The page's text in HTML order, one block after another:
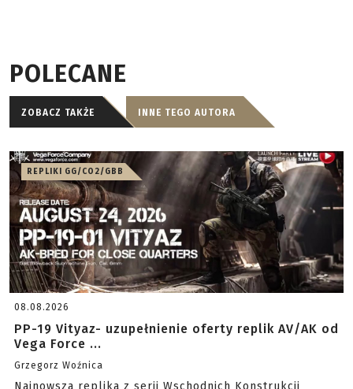
POLECANE
ZOBACZ TAKŻE INNE TEGO AUTORA
REPLIKI GG/CO2/GBB
08.08.2026
PP-19 Vityaz- uzupełnienie oferty replik AV/AK od
Vega Force ...
Grzegorz Woźnica